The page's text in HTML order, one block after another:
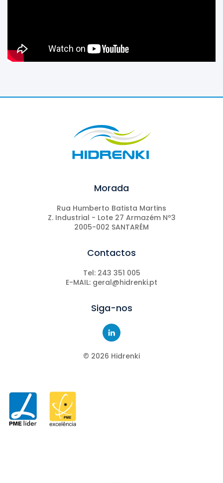
Morada
Rua Humberto Batista Martins
Z. Industrial - Lote 27 Armazém Nº3
2005-002 SANTARÉM
Contactos
Tel: 243 351 005
E-MAIL: geral@hidrenki.pt
Siga-nos
© 2026 Hidrenki